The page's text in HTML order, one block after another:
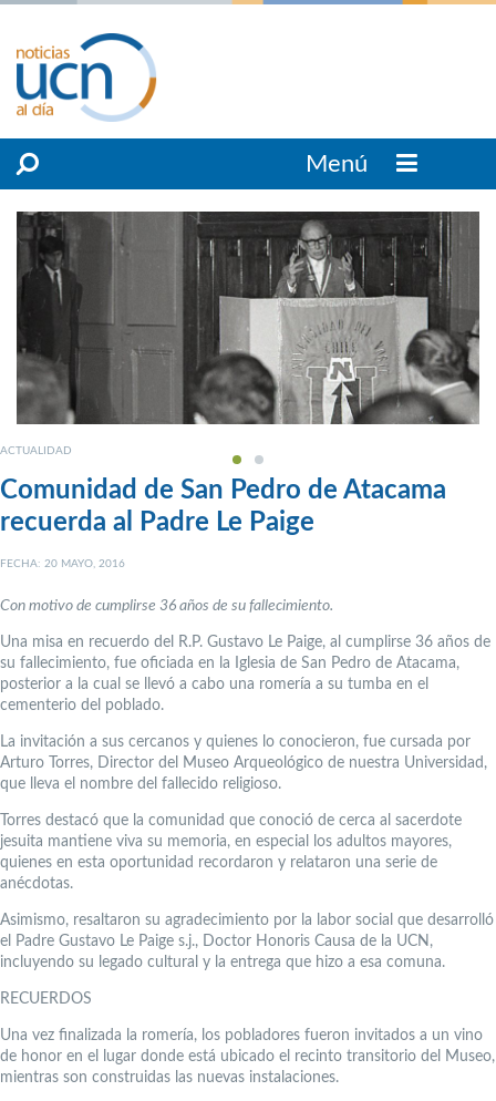
Menú
ACTUALIDAD
Comunidad de San Pedro de Atacama
recuerda al Padre Le Paige
FECHA: 20 MAYO, 2016
Con motivo de cumplirse 36 años de su fallecimiento.
Una misa en recuerdo del R.P. Gustavo Le Paige, al cumplirse 36 años de
su fallecimiento, fue oficiada en la Iglesia de San Pedro de Atacama,
posterior a la cual se llevó a cabo una romería a su tumba en el
cementerio del poblado.
La invitación a sus cercanos y quienes lo conocieron, fue cursada por
Arturo Torres, Director del Museo Arqueológico de nuestra Universidad,
que lleva el nombre del fallecido religioso.
Torres destacó que la comunidad que conoció de cerca al sacerdote
jesuita mantiene viva su memoria, en especial los adultos mayores,
quienes en esta oportunidad recordaron y relataron una serie de
anécdotas.
Asimismo, resaltaron su agradecimiento por la labor social que desarrolló
el Padre Gustavo Le Paige s.j., Doctor Honoris Causa de la UCN,
incluyendo su legado cultural y la entrega que hizo a esa comuna.
RECUERDOS
Una vez finalizada la romería, los pobladores fueron invitados a un vino
de honor en el lugar donde está ubicado el recinto transitorio del Museo,
mientras son construidas las nuevas instalaciones.